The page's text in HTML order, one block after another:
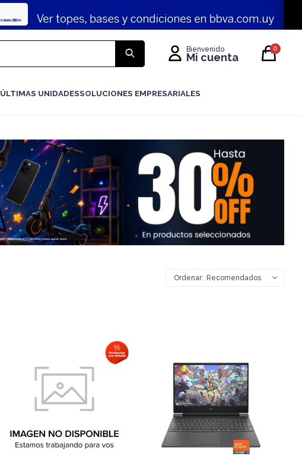
ÚLTIMAS UNIDADESSOLUCIONES EMPRESARIALES
0
Recomendados